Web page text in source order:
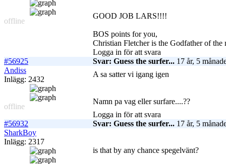
offline
GOOD JOB LARS!!!!
BOS points for you,
Christian Fletcher is the Godfather of the
Logga in för att svara
#56925
Svar: Guess the surfer... 17 år, 5
Andiss
Inlägg: 2432
offline
A sa satter vi igang igen
Namn pa vag eller surfare....??
Logga in för att svara
#56932
Svar: Guess the surfer... 17 år, 5
SharkBoy
Inlägg: 2317
is that by any chance spegelvänt?